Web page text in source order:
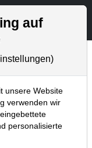
und Artikelsuche
denen wir
auf
unsere Website
verwenden wir
personalisierte